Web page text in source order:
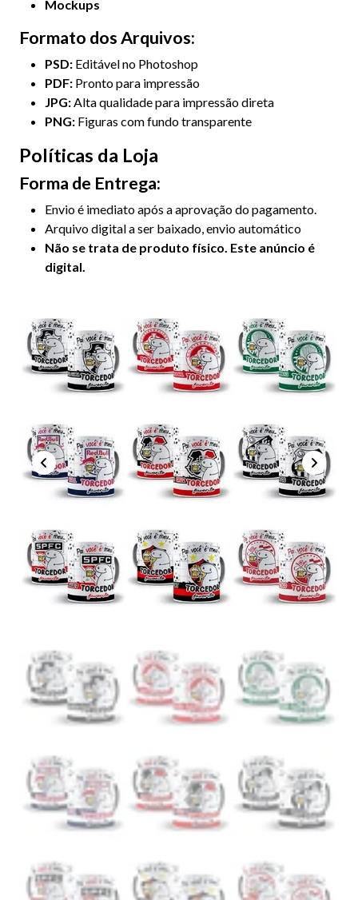
Mockups
Formato dos Arquivos:
PSD: Editável no Photoshop
PDF: Pronto para impressão
JPG:Alta qualidade para impressão direta
PNG: Figuras com fundo transparente
Políticas da Loja
Forma de Entrega:
Envio é imediato após a aprovação do pagamento.
Arquivo digital a ser baixado, envio automático
Não se trata de produto físico. Este anúncio é
digital.